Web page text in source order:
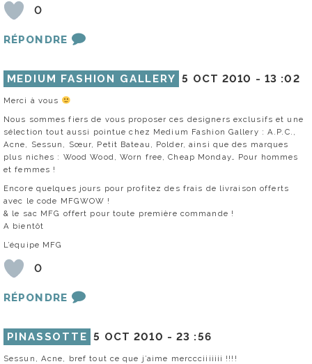
0
RÉPONDRE
MEDIUM FASHION GALLERY 5 OCT 2010 - 13 :02
Merci à vous
Nous sommes fiers de vous proposer ces designers exclusifs et une
sélection tout aussi pointue chez Medium Fashion Gallery : A.P.C.,
Acne, Sessun, Sœur, Petit Bateau, Polder, ainsi que des marques
plus niches : Wood Wood, Worn free, Cheap Monday… Pour hommes
et femmes !
Encore quelques jours pour profitez des frais de livraison offerts
avec le code MFGWOW !
& le sac MFG offert pour toute première commande !
A bientôt
L’équipe MFG
0
RÉPONDRE
PINASSOTTE 5 OCT 2010 -23 :56
Sessun, Acne, bref tout ce que j’aime merccciiiiiii !!!!